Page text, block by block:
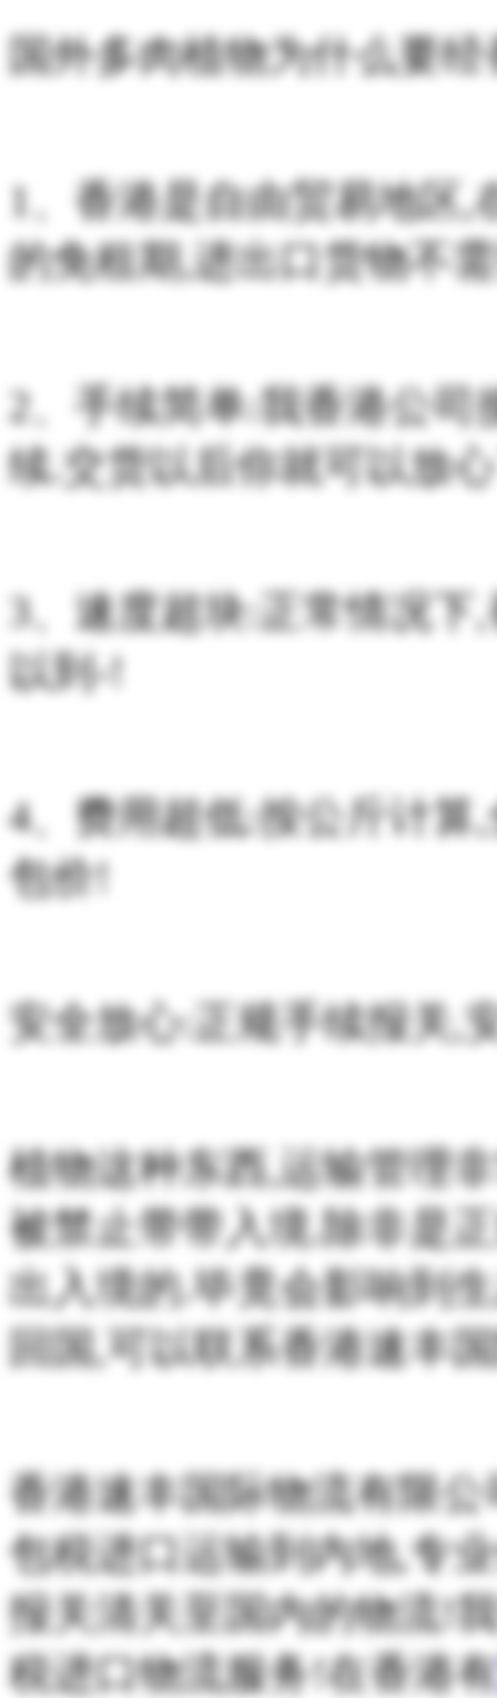
国外多肉植物为什么要
1、香港是自由贸易地区
的免租期,进出口货物不
2、手续简单:我香港公
续.交货以后你就可以放
3、速度超块:正常情况
以到-!
4、费用超低:按公斤计算
包价!
安全放心:正规手续报关,
植物这种东西,运输管理
被禁止带带入境.除非是
出入境的.毕竟会影响到
回国,可以联系香港速丰
香港速丰国际物流有限
包税进口运输到内地,专
报关清关至国内的物流!
税进口物流服务!在香港